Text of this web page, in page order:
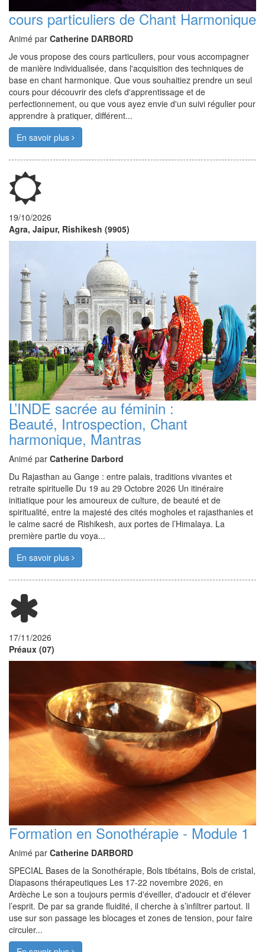
cours particuliers de Chant Harmonique
Animé par Catherine DARBORD
Je vous propose des cours particuliers, pour vous accompagner
de manière individualisée, dans l'acquisition des techniques de
base en chant harmonique. Que vous souhaitiez prendre un seul
cours pour découvrir des clefs d'apprentissage et de
perfectionnement, ou que vous ayez envie d'un suivi régulier pour
apprendre à pratiquer, différent...
En savoir plus
19/10/2026
Agra, Jaipur, Rishikesh (9905)
L’INDE sacrée au féminin :
Beauté, Introspection, Chant
harmonique, Mantras
Animé par Catherine Darbord
Du Rajasthan au Gange : entre palais, traditions vivantes et
retraite spirituelle Du 19 au 29 Octobre 2026 Un itinéraire
initiatique pour les amoureux de culture, de beauté et de
spiritualité, entre la majesté des cités mogholes et rajasthanies et
le calme sacré de Rishikesh, aux portes de l’Himalaya. La
première partie du voya...
En savoir plus
17/11/2026
Préaux (07)
Formation en Sonothérapie - Module 1
Animé par Catherine DARBORD
SPECIAL Bases de la Sonothérapie, Bols tibétains, Bols de cristal,
Diapasons thérapeutiques Les 17-22 novembre 2026, en
Ardèche Le son a toujours permis d'éveiller, d'adoucir et d'élever
l’esprit. De par sa grande fluidité, il cherche à s’infiltrer partout. Il
use sur son passage les blocages et zones de tension, pour faire
circuler...